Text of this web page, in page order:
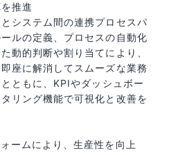
推進
システム間の連携プロセスパ
ルの定義、プロセスの自動化
動的判断や割り当てにより、
座に解消してスムーズな業務
ともに、KPIやダッシュボー
リング機能で可視化と改善を
ームにより、生産性を向上